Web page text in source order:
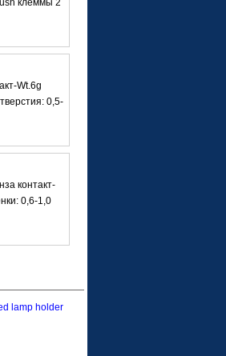
клеммы 2
Wt.6g
0,5-
контакт-
0,6-1,0
lamp holder